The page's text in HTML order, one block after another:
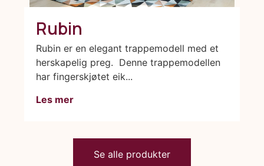
Rubin
Rubin er en elegant trappemodell med et
herskapelig preg. Denne trappemodellen
har fingerskjøtet eik...
Les mer
Se alle produkter